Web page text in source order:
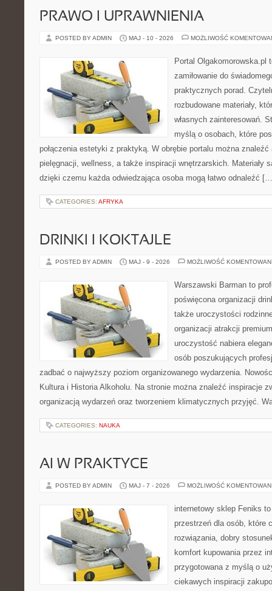
PRAWO I UPRAWNIENIA
POSTED BY ADMIN MAJ - 10 - 2026 MOŻLIWOŚĆ
Portal Olgakomorowska.pl
zamiłowanie do
praktycznych porad.
rozbudowane materiały,
własnych zainteresowań.
myślą o osobach, które
połączenia estetyki z praktyką. W obrębie portalu można
pielęgnacji, wellness, a także inspiracji wnętrzarskich. Materiały
dzięki czemu każda odwiedzająca osoba mogą łatwo odnaleźć
CATEGORIES: AFRYKA
DRINKI I KOKTAJLE
POSTED BY ADMIN MAJ - 9 - 2026 MOŻLIWOŚĆ
Warszawski Barman to
poświęcona organizacji
także uroczystości
organizacji atrakcji
uroczystość nabiera
osób poszukujących
zadbać o najwyższy poziom organizowanego wydarzenia.
Kultura i Historia Alkoholu. Na stronie można znaleźć inspiracje
organizacją wydarzeń oraz tworzeniem klimatycznych przyjęć.
CATEGORIES: NAUKA
AI W PRAKTYCE
POSTED BY ADMIN MAJ - 7 - 2026 MOŻLIWOŚĆ
internetowy sklep Feniks
przestrzeń dla osób, które
rozwiązania, dobry
komfort kupowania przez
przygotowana z myślą o
ciekawych inspiracji